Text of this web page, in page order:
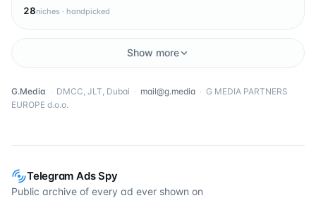
Telegram Ads Spy
Public archive of every ad ever shown on
28niches · handpicked
Show more
G.Media · DMCC, JLT, Dubai · mail@g.media · G MEDIA PARTNERS
EUROPE d.o.o.